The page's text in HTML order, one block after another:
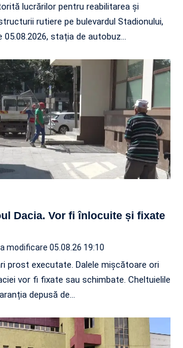
lucrărilor pentru reabilitarea și
rutiere pe bulevardul Stadionului,
05.08.2026, stația de autobuz…
Dacia. Vor fi înlocuite și fixate
modificare 05.08.26 19:10
prost executate. Dalele mișcătoare ori
vor fi fixate sau schimbate. Cheltuielile
depusă de…